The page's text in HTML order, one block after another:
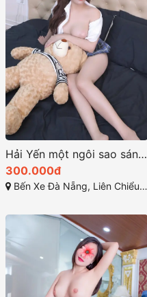
Hải Yến một ngôi sao sáng giá trong giới gái gọi Đà Nẵng
300.000đ
Bến Xe Đà Nẵng, Liên Chiểu, TP Đà Nẵng